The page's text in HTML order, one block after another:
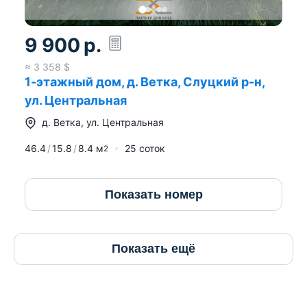
9 900 р.
≈ 3 358 $
1-этажный дом, д. Ветка, Слуцкий р-н,
ул. Центральная
д. Ветка, ул. Центральная
46.4 15.8 8.4 м2 25 соток
Показать номер
Показать ещё